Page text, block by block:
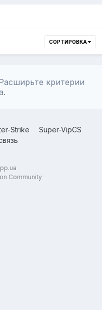
СОРТИРОВКА
критерии
Strike
Super-VipCS
Community